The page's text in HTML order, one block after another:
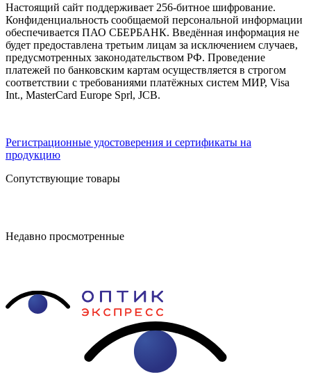
Настоящий сайт поддерживает 256-битное шифрование.
Конфиденциальность сообщаемой персональной информации
обеспечивается ПАО СБЕРБАНК. Введённая информация не
будет предоставлена третьим лицам за исключением случаев,
предусмотренных законодательством РФ. Проведение
платежей по банковским картам осуществляется в строгом
соответствии с требованиями платёжных систем МИР, Visa
Int., MasterCard Europe Sprl, JCB.
Регистрационные удостоверения и сертификаты на
продукцию
Сопутствующие товары
Недавно просмотренные